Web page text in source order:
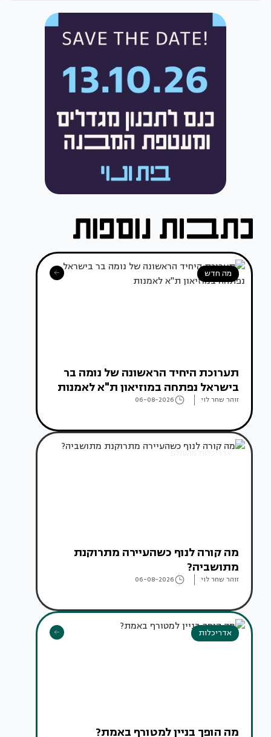
מה חדש
תערוכת היחיד הראשונה של נומה בר
בישראל נפתחה במוזיאון ת"א לאמנות
זוהר שחר לוי 06-08-2026
אדריכלות מהעולם
מה קורה לנוף כשהעיירה מתרוקנת
מתושביה?
זוהר שחר לוי 06-08-2026
אדריכלות
מה הופך בניין למטורף באמת?